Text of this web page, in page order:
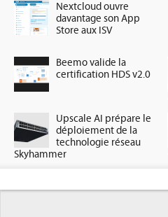
Nextcloud ouvre
davantage son App
Store aux ISV
Beemo valide la
certification HDS v2.0
Upscale AI prépare le
déploiement de la
technologie réseau
Skyhammer